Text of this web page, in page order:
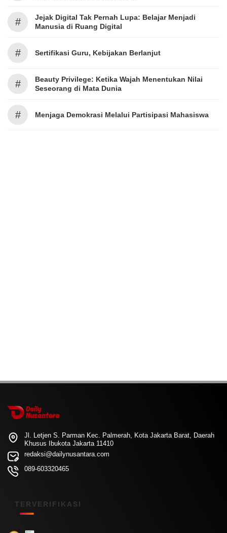
#
Jejak Digital Tak Pernah Lupa: Belajar Menjadi
Manusia di Ruang Digital
# Sertifikasi Guru, Kebijakan Berlanjut
#
Beauty Privilege: Ketika Wajah Menentukan Nilai
Seseorang di Mata Dunia
# Menjaga Demokrasi Melalui Partisipasi Mahasiswa
Jl. Letjen S. Parman Kec. Palmerah, Kota Jakarta Barat, Daerah
Khusus Ibukota Jakarta 11410
redaksi@dailynusantara.com
089-603320465
TERVERIFIKASI